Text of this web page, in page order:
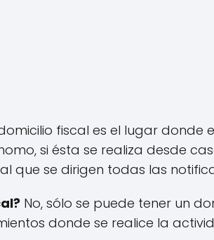
fiscal es el lugar donde
si ésta se realiza desde
que se dirigen todas las
No, sólo se puede tener un
donde se realice la